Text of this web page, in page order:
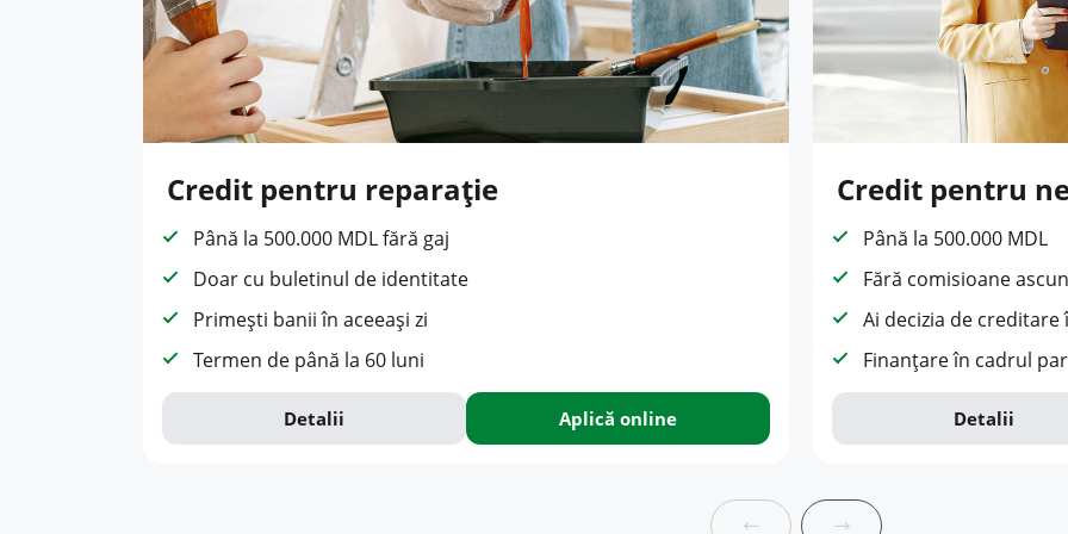
Credit pentru reparație
Până la 500.000 MDL fără gaj
Doar cu buletinul de identitate
Primești banii în aceeași zi
Termen de până la 60 luni
Detalii Aplică online
Credit pentru
Până la 500.000 MDL
Fără comisioane
Ai decizia de creditare
Finanțare în cadrul
Detalii